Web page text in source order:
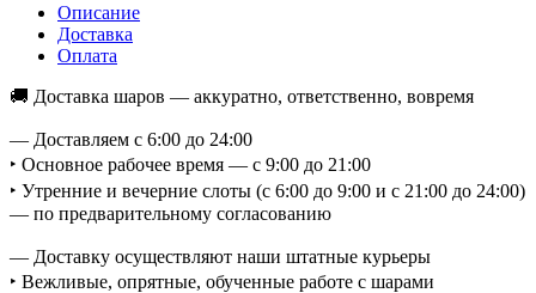
Описание
Доставка
Оплата
🚚 Доставка шаров — аккуратно, ответственно, вовремя
— Доставляем с 6:00 до 24:00
‣ Основное рабочее время — с 9:00 до 21:00
‣ Утренние и вечерние слоты (с 6:00 до 9:00 и с 21:00 до 24:00)
— по предварительному согласованию
— Доставку осуществляют наши штатные курьеры
‣ Вежливые, опрятные, обученные работе с шарами